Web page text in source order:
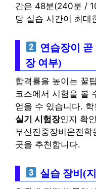
간은 48분(240분 /
당 실습 시간이 최대
연습장이
장 여부)
합격률을 높이는 꿀
코스에서 시험을 볼
얻을 수 있습니다. 학
실기 시험장인지 확
부신진중장비운전학
곳을 추천합니다.
실습 장비(